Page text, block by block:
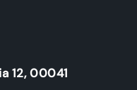
12, 00041